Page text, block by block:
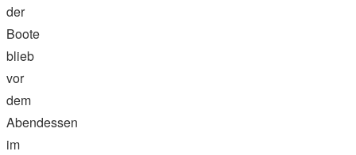
der
Boote
blieb
vor
dem
Abendessen
im